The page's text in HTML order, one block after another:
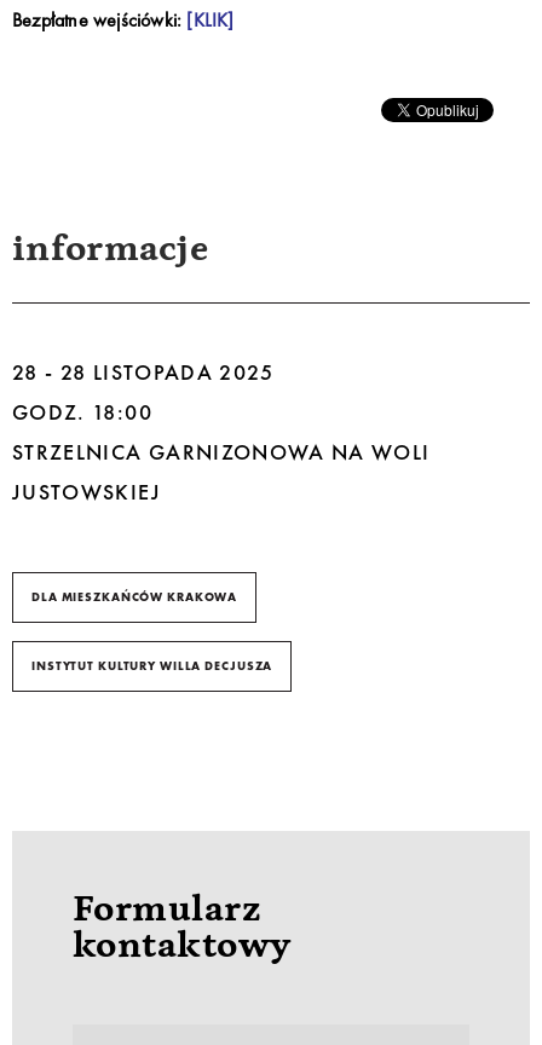
Bezpłatne wejściówki: [KLIK]
informacje
28 - 28 LISTOPADA 2025
GODZ. 18:00
STRZELNICA GARNIZONOWA NA WOLI
JUSTOWSKIEJ
DLA MIESZKAŃCÓW KRAKOWA
INSTYTUT KULTURY WILLA DECJUSZA
Formularz
kontaktowy